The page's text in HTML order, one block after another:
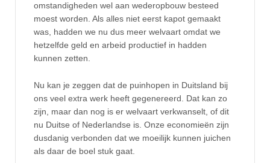
omstandigheden wel aan wederopbouw besteed
moest worden. Als alles niet eerst kapot gemaakt
was, hadden we nu dus meer welvaart omdat we
hetzelfde geld en arbeid productief in hadden
kunnen zetten.
Nu kan je zeggen dat de puinhopen in Duitsland bij
ons veel extra werk heeft gegenereerd. Dat kan zo
zijn, maar dan nog is er welvaart verkwanselt, of dit
nu Duitse of Nederlandse is. Onze economieën zijn
dusdanig verbonden dat we moeilijk kunnen juichen
als daar de boel stuk gaat.